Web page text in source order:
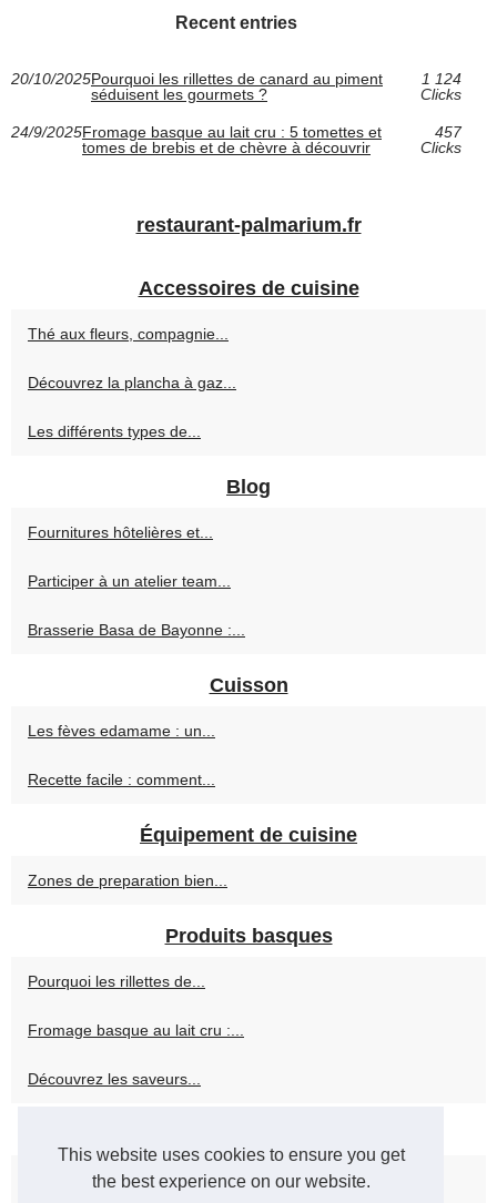
This website uses cookies to ensure you get
the best experience on our website.
Recent entries
20/10/2025Pourquoi les rillettes de canard au piment
séduisent les gourmets ?
1 124
Clicks
24/9/2025Fromage basque au lait cru : 5 tomettes et
tomes de brebis et de chèvre à découvrir
457
Clicks
restaurant-palmarium.fr
Accessoires de cuisine
Thé aux fleurs, compagnie...
Découvrez la plancha à gaz...
Les différents types de...
Blog
Fournitures hôtelières et...
Participer à un atelier team...
Brasserie Basa de Bayonne :...
Cuisson
Les fèves edamame : un...
Recette facile : comment...
Équipement de cuisine
Zones de preparation bien...
Produits basques
Pourquoi les rillettes de...
Fromage basque au lait cru :...
Découvrez les saveurs...
Charcuterie halal sans gluten...